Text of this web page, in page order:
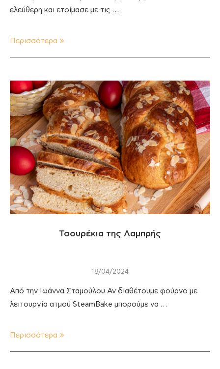
ελεύθερη και ετοίμασε με τις …
Περισσότερα
Τσουρέκια της Λαμπρής
18/04/2024
Από την Ιωάννα Σταμούλου Αν διαθέτουμε φούρνο με
λειτουργία ατμού SteamBake μπορούμε να …
Περισσότερα